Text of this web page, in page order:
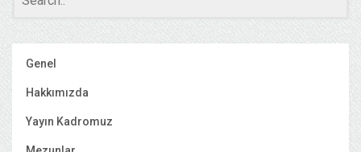
Genel
Hakkımızda
Yayın Kadromuz